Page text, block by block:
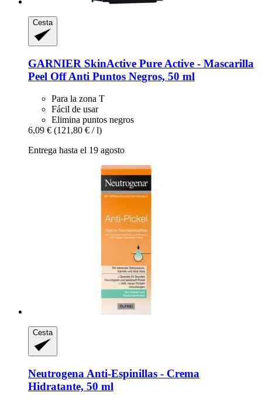
Cesta
GARNIER SkinActive Pure Active -​ Mascarilla
Peel Off Anti Puntos Negros, 50 ml
Para la zona T
Fácil de usar
Elimina puntos negros
6,09 € (121,80 € / l)
Entrega hasta el 19 agosto
Cesta
Neutrogena Anti-​Espinillas -​ Crema
Hidratante, 50 ml